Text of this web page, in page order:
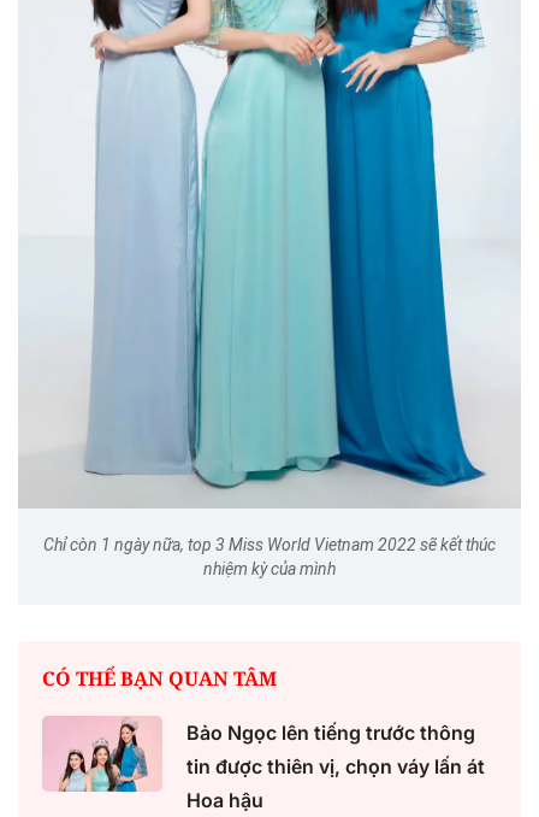
Chỉ còn 1 ngày nữa, top 3 Miss World Vietnam 2022 sẽ kết thúc
nhiệm kỳ của mình
CÓ THỂ BẠN QUAN TÂM
Bảo Ngọc lên tiếng trước thông
tin được thiên vị, chọn váy lấn át
Hoa hậu